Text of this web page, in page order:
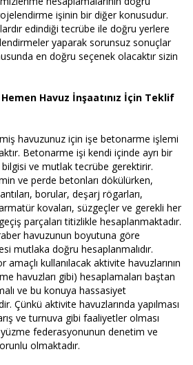
işinin bir diğer konusudur.
edindiği tecrübe ile doğru yerlere
yaparak sorunsuz sonuçlar
en doğru seçenek olacaktır sizin
Hemen Havuz İnşaatınız İçin Teklif
havuzunuz için işe betonarme işlemi
Betonarme işi kendi içinde ayrı bir
ve mutlak tecrübe gerektirir.
ve perde betonları dökülürken,
borular, deşarj rögarları,
kovaları, süzgeçler ve gerekli her
parçaları titizlikle hesaplanmaktadır.
havuzunun boyutuna göre
mutlaka doğru hesaplanmalıdır.
amaçlı kullanılacak aktivite havuzlarının
havuzları gibi) hesaplamaları baştan
ve bu konuya hassasiyet
Çünkü aktivite havuzlarında yapılması
ve turnuva gibi faaliyetler olması
federasyonunun denetim ve
olmaktadır.